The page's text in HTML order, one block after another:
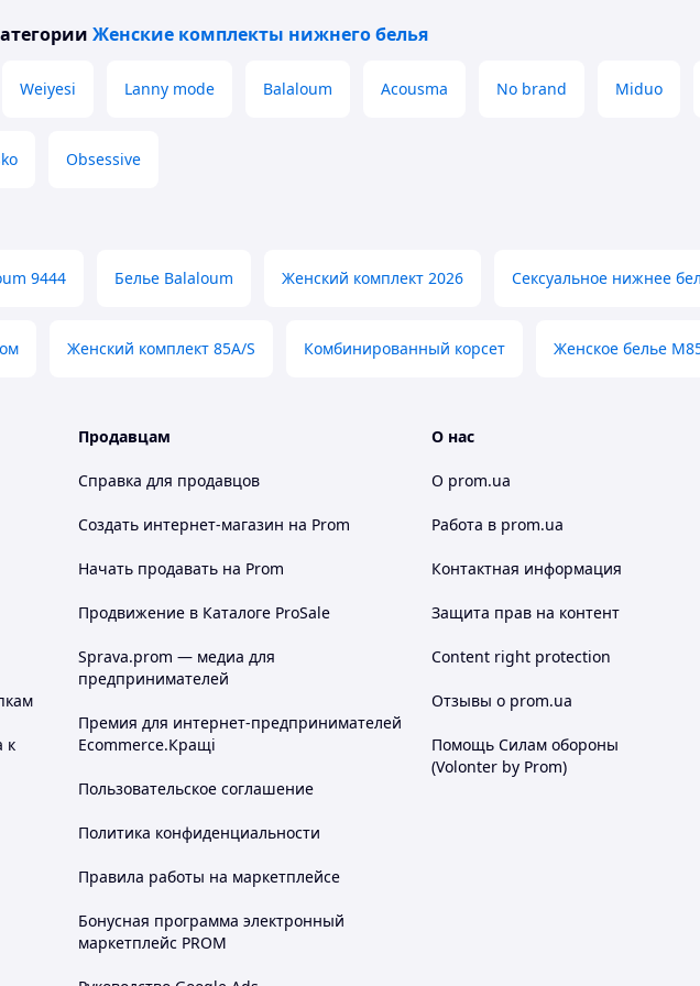
Женские комплекты нижнего белья
Weiyesi Lanny mode Balaloum Acousma No brand Miduo
Obsessive
9444 Белье Balaloum Женский комплект 2026 Сексуальное нижнее
Женский комплект 85A/S Комбинированный корсет Женское белье
к
Продавцам
Справка для продавцов
Создать интернет-магазин на Prom
Начать продавать на Prom
Продвижение в Каталоге ProSale
Sprava.prom — медиа для
предпринимателей
Премия для интернет-предпринимателей
Ecommerce.Кращі
Пользовательское соглашение
Политика конфиденциальности
Правила работы на маркетплейсе
Бонусная программа электронный
маркетплейс PROM
О нас
О prom.ua
Работа в prom.ua
Контактная информация
Защита прав на контент
Content right protection
Отзывы о prom.ua
Помощь Силам обороны
(Volonter by Prom)